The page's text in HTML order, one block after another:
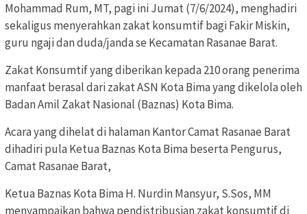
Mohammad Rum, MT, pagi ini Jumat (7/6/2024), menghadiri
sekaligus menyerahkan zakat konsumtif bagi Fakir Miskin,
guru ngaji dan duda/janda se Kecamatan Rasanae Barat.
Zakat Konsumtif yang diberikan kepada 210 orang penerima
manfaat berasal dari zakat ASN Kota Bima yang dikelola oleh
Badan Amil Zakat Nasional (Baznas) Kota Bima.
Acara yang dihelat di halaman Kantor Camat Rasanae Barat
dihadiri pula Ketua Baznas Kota Bima beserta Pengurus,
Camat Rasanae Barat,
Ketua Baznas Kota Bima H. Nurdin Mansyur, S.Sos, MM
menyampaikan bahwa pendistribusian zakat konsumtif di